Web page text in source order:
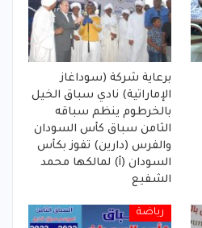
برعاية شركة (سوداغاز
الإماراتية) نادي سباق الخيل
بالخرطوم ينظم سباقه
الثامن سباق كأس السودان
والفرس (دارين) تفوز بكأس
السودان (أ) لمالكها محمد
الشفيع
رياضة